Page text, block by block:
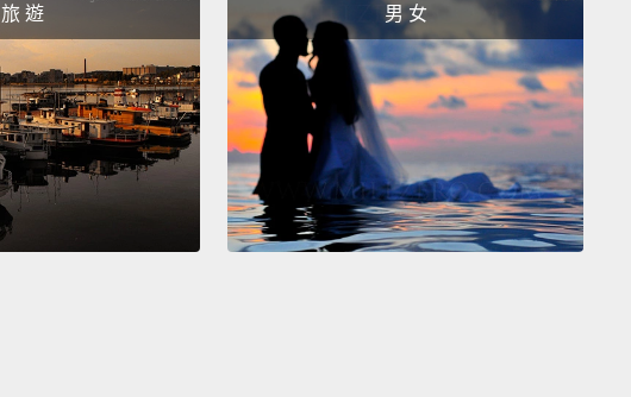
沒。
I ate all your Halloween candy.
我吃掉妳全部的萬聖節糖果了。
No.
旅 遊 男 女